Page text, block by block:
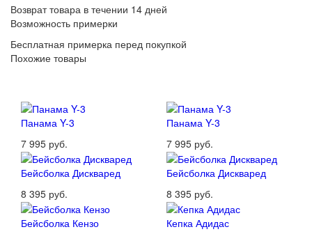
Возврат товара в течении 14 дней
Возможность примерки
Бесплатная примерка перед покупкой
Похожие товары
Панама Y-3
7 995 руб.
Панама Y-3
7 995 руб.
Бейсболка Дискваред
8 395 руб.
Бейсболка Дискваред
8 395 руб.
Бейсболка Кензо Кепка Адидас